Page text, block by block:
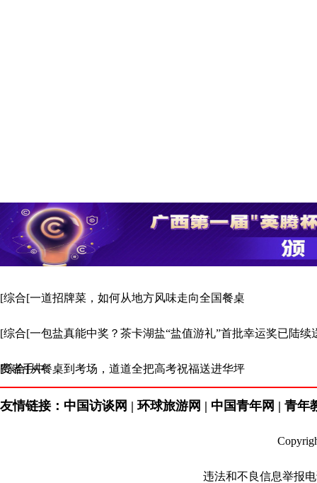
[综合[一道招牌菜，如何从地方风味走向全国餐桌
[综合[一包盐真能中奖？茶卡湖盐“盐值游礼”首批幸运奖已陆续
费者手中
[综合[从餐桌到考场，道道全把高考祝福送进华坪
友情链接：中国访谈网 | 环球旅游网 | 中国青年网 | 青年
违法和不良信息举报电